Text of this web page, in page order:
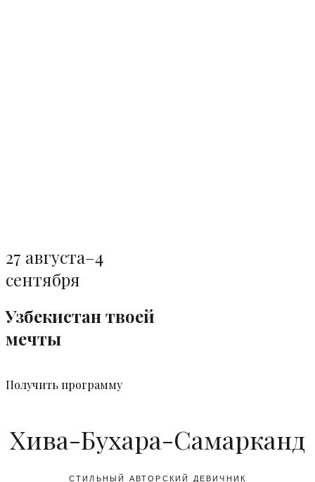
27 августа–4
сентября
Узбекистан твоей
мечты
Получить программу
Хива-Бухара-Самарканд
СТИЛЬНЫЙ АВТОРСКИЙ ДЕВИЧНИК